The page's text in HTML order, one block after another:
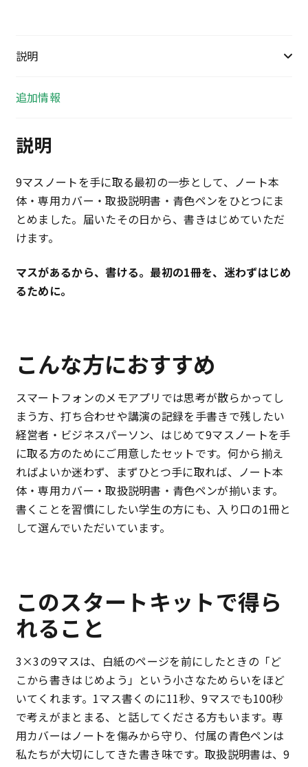
ッ
（ポ
ト
冊・
専
用
カ
ー・
取
明
書・
青
色
ペ
ン）
個
説明
追加情報
説明
9マスノートを手に取る最初の一歩として、ノート本
体・専用カバー・取扱説明書・青色ペンをひとつにま
とめました。届いたその日から、書きはじめていただ
けます。
マスがあるから、書ける。最初の1冊を、迷わずはじめ
るために。
こんな方におすすめ
スマートフォンのメモアプリでは思考が散らかってし
まう方、打ち合わせや講演の記録を手書きで残したい
経営者・ビジネスパーソン、はじめて9マスノートを手
に取る方のためにご用意したセットです。何から揃え
ればよいか迷わず、まずひとつ手に取れば、ノート本
体・専用カバー・取扱説明書・青色ペンが揃います。
書くことを習慣にしたい学生の方にも、入り口の1冊と
して選んでいただいています。
このスタートキットで得ら
れること
3×3の9マスは、白紙のページを前にしたときの「ど
こから書きはじめよう」という小さなためらいをほど
いてくれます。1マス書くのに11秒、9マスでも100秒
で考えがまとまる、と話してくださる方もいます。専
用カバーはノートを傷みから守り、付属の青色ペンは
私たちが大切にしてきた書き味です。取扱説明書は、9